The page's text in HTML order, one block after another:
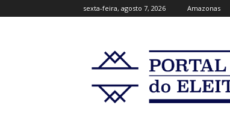
sexta-feira, agosto 7, 2026 Amazonas